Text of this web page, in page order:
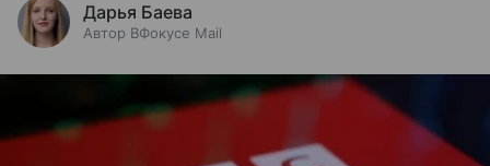
Дарья Баева
Автор ВФокусе Mail